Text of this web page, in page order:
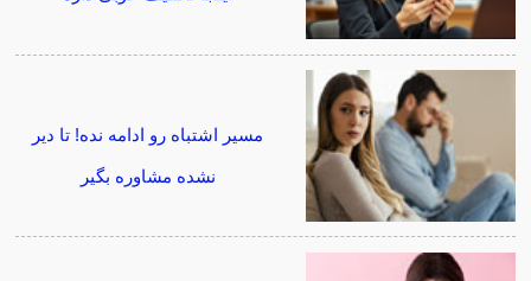
مسیر اشتباه رو ادامه نده! تا دیر
نشده مشاوره بگیر